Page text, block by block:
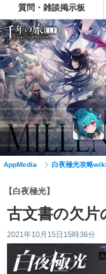
質問・雑談掲示板
AppMedia 白夜極光攻略wiki
【白夜極光】
古文書の欠片
2021年10月15日15時36分